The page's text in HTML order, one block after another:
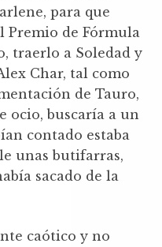
para que
Premio de Fórmula
traerlo a Soledad y
Char, tal como
de Tauro,
ocio, buscaría a un
contado estaba
unas butifarras,
sacado de la
caótico y no